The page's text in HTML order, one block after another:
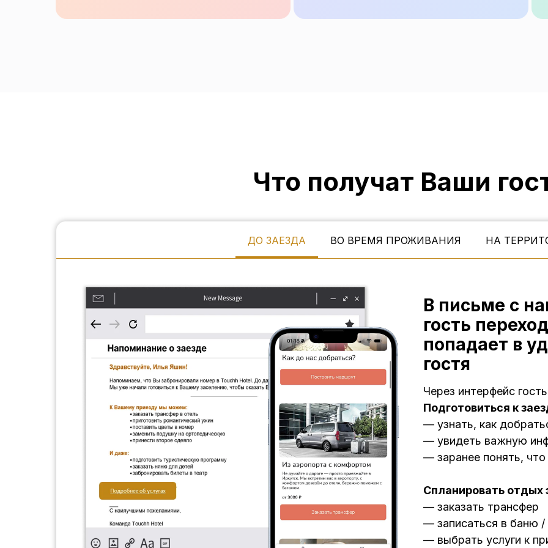
Что получат Ваши
ДО ЗАЕЗДА ВО ВРЕМЯ ПРОЖИВАНИЯ НА
В письме с
гость
попадает в
гостя
Через интерфейс
Подготовиться к
— узнать, как
— увидеть важную
— заранее понять,
Спланировать отдых
— заказать трансфер
— записаться в баню /
— выбрать услуги к